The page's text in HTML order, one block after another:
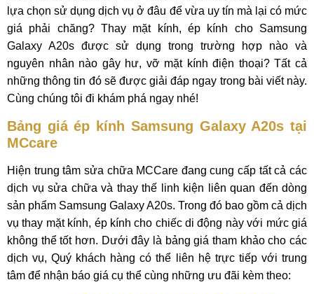
lựa chọn sử dụng dịch vụ ở đâu để vừa uy tín mà lại có mức
giá phải chăng? Thay mặt kính, ép kính cho Samsung
Galaxy A20s được sử dụng trong trường hợp nào và
nguyên nhân nào gây hư, vỡ mặt kính điện thoại? Tất cả
những thông tin đó sẽ được giải đáp ngay trong bài viết này.
Cùng chúng tôi đi khám phá ngay nhé!
Bảng giá ép kính Samsung Galaxy A20s tại
MCcare
Hiện trung tâm sửa chữa MCCare đang cung cấp tất cả các
dịch vụ sửa chữa và thay thế linh kiện liên quan đến dòng
sản phẩm Samsung Galaxy A20s. Trong đó bao gồm cả dịch
vụ thay mặt kính, ép kính cho chiếc di động này với mức giá
không thể tốt hơn. Dưới đây là bảng giá tham khảo cho các
dịch vụ, Quý khách hàng có thể liên hệ trực tiếp với trung
tâm để nhận báo giá cụ thể cùng những ưu đãi kèm theo: